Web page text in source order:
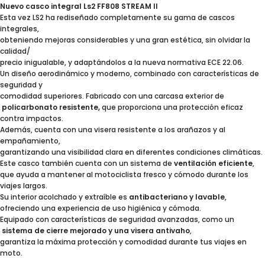
Nuevo casco integral Ls2 FF808 STREAM II
Esta vez LS2 ha rediseñado completamente su gama de cascos
integrales,
obteniendo mejoras considerables y una gran estética, sin olvidar la
calidad/
precio inigualable, y adaptándolos a la nueva normativa ECE 22.06.
Un diseño aerodinámico y moderno, combinado con características de
seguridad y
comodidad superiores. Fabricado con una carcasa exterior de
policarbonato resistente,que proporciona una protección eficaz
contra impactos.
Además, cuenta con una visera resistente a los arañazos y al
empañamiento,
garantizando una visibilidad clara en diferentes condiciones climáticas.
Este casco también cuenta con un sistema de ventilación eficiente,
que ayuda a mantener al motociclista fresco y cómodo durante los
viajes largos.
Su interior acolchado y extraíble es antibacteriano y lavable,
ofreciendo una experiencia de uso higiénica y cómoda.
Equipado con características de seguridad avanzadas, como un
sistema de cierre mejorado y una visera antivaho,
garantiza la máxima protección y comodidad durante tus viajes en
moto.